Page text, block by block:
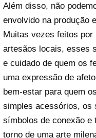
Além disso, não
envolvido na produção
Muitas vezes feitos
artesãos locais, esses
e cuidado de quem os
uma expressão de
bem-estar para quem
simples acessórios, os
símbolos de conexão e
torno de uma arte